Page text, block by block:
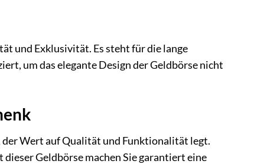
und Exklusivität. Es steht für die lange
um das elegante Design der Geldbörse nicht
der Wert auf Qualität und Funktionalität legt.
Geldbörse machen Sie garantiert eine